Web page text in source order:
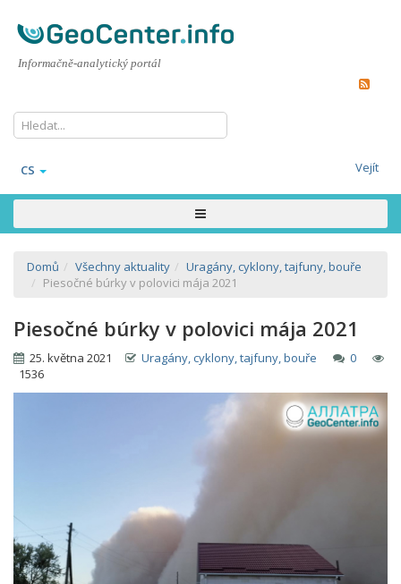
Informačně-analytický portál
CS Vejít
Domů Všechny aktuality
Uragány, cyklony, tajfuny, bouře
Piesočné búrky v polovici mája 2021
Piesočné búrky v polovici mája 2021
25. května 2021 Uragány, cyklony, tajfuny, bouře
0
1536